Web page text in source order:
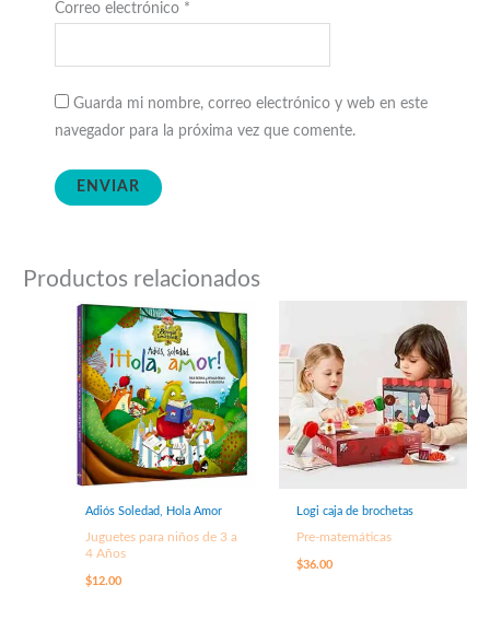
Correo electrónico *
Guarda mi nombre, correo electrónico y web en este
navegador para la próxima vez que comente.
Productos relacionados
Adiós Soledad, Hola Amor
Juguetes para niños de 3 a
4 Años
$12.00
Logi caja de brochetas
Pre-matemáticas
$36.00